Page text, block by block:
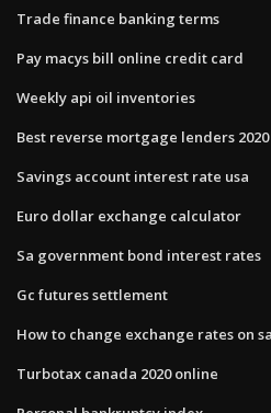
Trade finance banking terms
Pay macys bill online credit card
Weekly api oil inventories
Best reverse mortgage lenders 2020
Savings account interest rate usa
Euro dollar exchange calculator
Sa government bond interest rates
Gc futures settlement
How to change exchange rates on
Turbotax canada 2020 online